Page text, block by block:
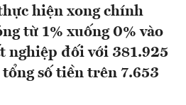
hiện xong chính
từ 1% xuống 0% vào
nghiệp đối với 381.925
số tiền trên 7.653